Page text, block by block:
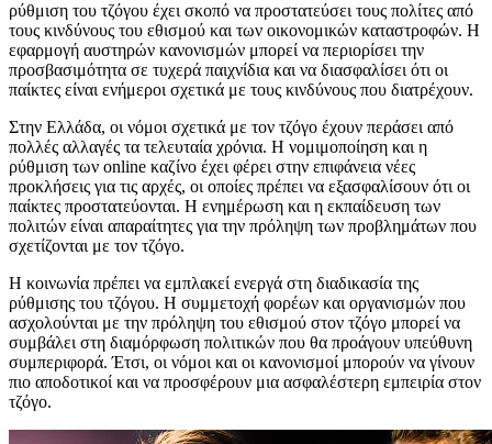
ρύθμιση του τζόγου έχει σκοπό να προστατεύσει τους πολίτες από
τους κινδύνους του εθισμού και των οικονομικών καταστροφών. Η
εφαρμογή αυστηρών κανονισμών μπορεί να περιορίσει την
προσβασιμότητα σε τυχερά παιχνίδια και να διασφαλίσει ότι οι
παίκτες είναι ενήμεροι σχετικά με τους κινδύνους που διατρέχουν.
Στην Ελλάδα, οι νόμοι σχετικά με τον τζόγο έχουν περάσει από
πολλές αλλαγές τα τελευταία χρόνια. Η νομιμοποίηση και η
ρύθμιση των online καζίνο έχει φέρει στην επιφάνεια νέες
προκλήσεις για τις αρχές, οι οποίες πρέπει να εξασφαλίσουν ότι οι
παίκτες προστατεύονται. Η ενημέρωση και η εκπαίδευση των
πολιτών είναι απαραίτητες για την πρόληψη των προβλημάτων που
σχετίζονται με τον τζόγο.
Η κοινωνία πρέπει να εμπλακεί ενεργά στη διαδικασία της
ρύθμισης του τζόγου. Η συμμετοχή φορέων και οργανισμών που
ασχολούνται με την πρόληψη του εθισμού στον τζόγο μπορεί να
συμβάλει στη διαμόρφωση πολιτικών που θα προάγουν υπεύθυνη
συμπεριφορά. Έτσι, οι νόμοι και οι κανονισμοί μπορούν να γίνουν
πιο αποδοτικοί και να προσφέρουν μια ασφαλέστερη εμπειρία στον
τζόγο.